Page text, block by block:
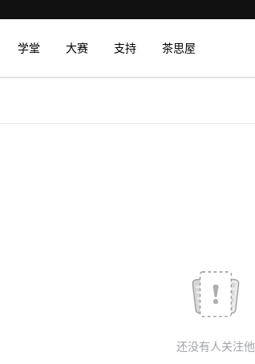
学堂 大赛 支持 茶思屋
还没有人关注他